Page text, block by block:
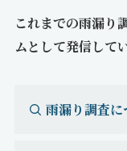
これまでの雨漏り
ムとして発信して
雨漏り調査に